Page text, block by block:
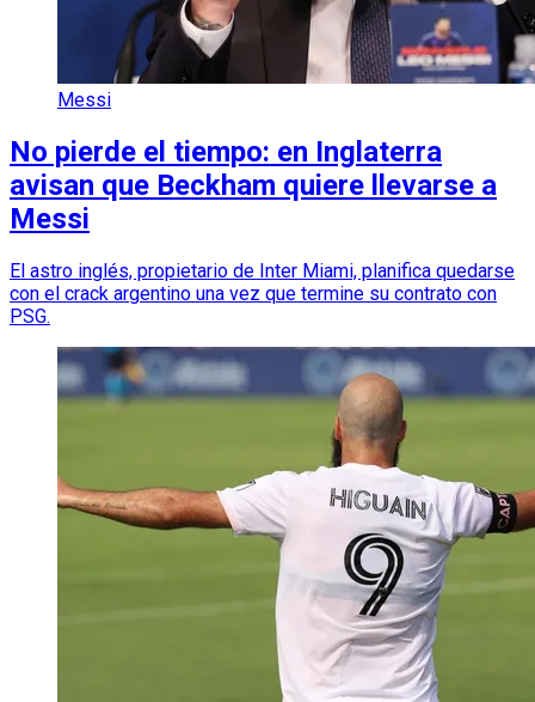
Messi
No pierde el tiempo: en Inglaterra
avisan que Beckham quiere llevarse a
Messi
El astro inglés, propietario de Inter Miami, planifica quedarse
con el crack argentino una vez que termine su contrato con
PSG.